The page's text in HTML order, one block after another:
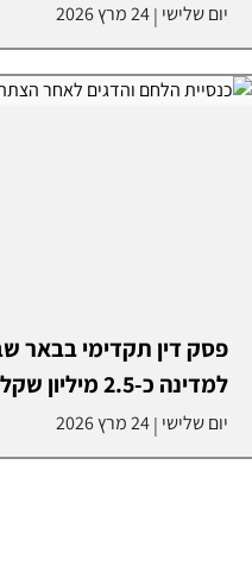
יום שלישי |24 מרץ 2026
פסק דין תקדימי בבאר
למדינה כ-2.5 מיליון שקל
יום שלישי |24 מרץ 2026